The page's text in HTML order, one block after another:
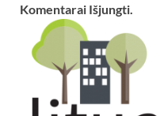
Komentarai Išjungti.